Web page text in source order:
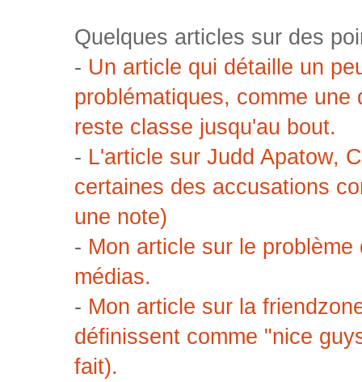
Quelques articles sur des
- Un article qui détaille un
problématiques, comme
reste classe jusqu'au bout.
- L'article sur Judd Apatow,
certaines des accusations
une note)
- Mon article sur le
médias.
- Mon article sur la
définissent comme "nice
fait).